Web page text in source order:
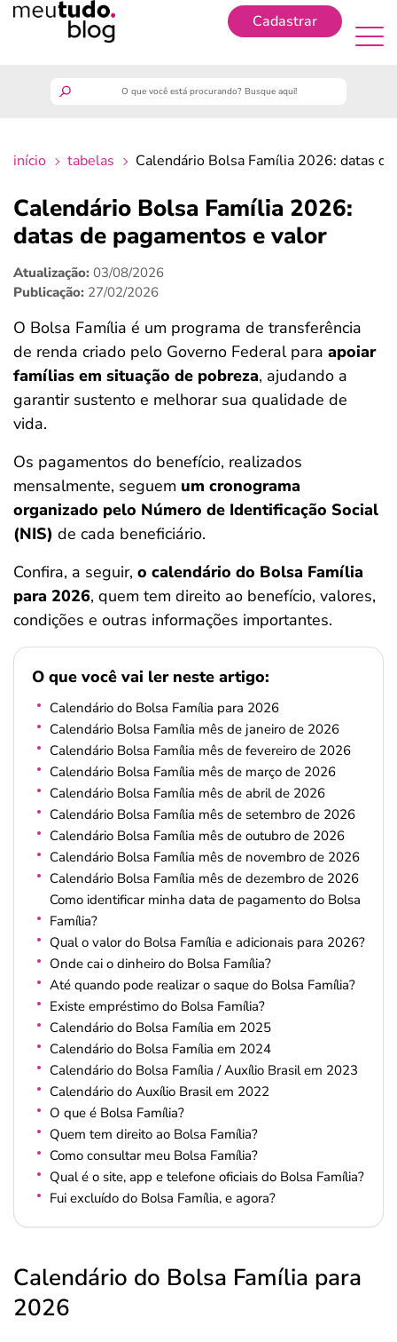
Cadastrar
finanças
benefícios
crédito fácil
últimas notícias
ferramentas
início tabelas Calendário Bolsa Família 2026: datas
Calendário Bolsa Família 2026:
datas de pagamentos e valor
Atualização: 03/08/2026
Publicação: 27/02/2026
O Bolsa Família é um programa de transferência
de renda criado pelo Governo Federal para apoiar
famílias em situação de pobreza, ajudando a
garantir sustento e melhorar sua qualidade de
vida.
Os pagamentos do benefício, realizados
mensalmente, seguem um cronograma
organizado pelo Número de Identificação Social
(NIS) de cada beneficiário.
Confira, a seguir, o calendário do Bolsa Família
para 2026, quem tem direito ao benefício, valores,
condições e outras informações importantes.
O que você vai ler neste artigo:
Calendário do Bolsa Família para 2026
Calendário Bolsa Família mês de janeiro de 2026
Calendário Bolsa Família mês de fevereiro de 2026
Calendário Bolsa Família mês de março de 2026
Calendário Bolsa Família mês de abril de 2026
Calendário Bolsa Família mês de setembro de 2026
Calendário Bolsa Família mês de outubro de 2026
Calendário Bolsa Família mês de novembro de 2026
Calendário Bolsa Família mês de dezembro de 2026
Como identificar minha data de pagamento do Bolsa
Família?
Qual o valor do Bolsa Família e adicionais para 2026?
Onde cai o dinheiro do Bolsa Família?
Até quando pode realizar o saque do Bolsa Família?
Existe empréstimo do Bolsa Família?
Calendário do Bolsa Família em 2025
Calendário do Bolsa Família em 2024
Calendário do Bolsa Família / Auxílio Brasil em 2023
Calendário do Auxílio Brasil em 2022
O que é Bolsa Família?
Quem tem direito ao Bolsa Família?
Como consultar meu Bolsa Família?
Qual é o site, app e telefone oficiais do Bolsa Família?
Fui excluído do Bolsa Família, e agora?
Calendário do Bolsa Família para
2026